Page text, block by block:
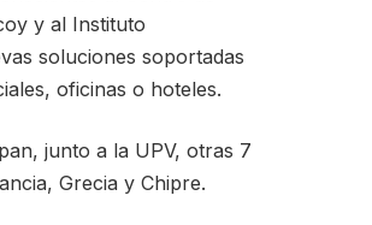
y al Instituto
soluciones soportadas
oficinas o hoteles.
junto a la UPV, otras 7
Grecia y Chipre.